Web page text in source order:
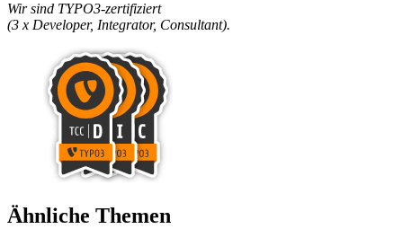
Wir sind TYPO3-zertifiziert
(3 x Developer, Integrator, Consultant).
Ähnliche Themen